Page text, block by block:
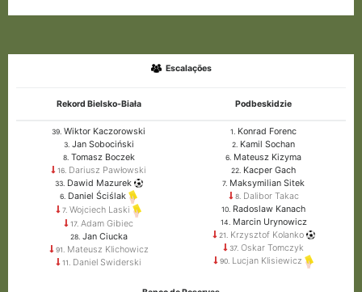
Escalações
Rekord Bielsko-Biała Podbeskidzie
39. Wiktor Kaczorowski
3.Jan Sobociński
8.Tomasz Boczek
16. Dariusz Pawłowski
33.Dawid Mazurek
6. Daniel Ściślak
7. Wojciech Laski
17. Adam Gibiec
28.Jan Ciucka
91. Mateusz Klichowicz
11. Daniel Swiderski
1. Konrad Forenc
2. Kamil Sochan
6. Mateusz Kizyma
22. Kacper Gach
7. Maksymilian Sitek
8.Dalibor Takac
10. Radoslaw Kanach
14. Marcin Urynowicz
21. Krzysztof Kolanko
37. Oskar Tomczyk
90. Lucjan Klisiewicz